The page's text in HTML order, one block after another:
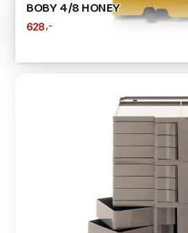
BOBY 4/8 HONEY
628,-